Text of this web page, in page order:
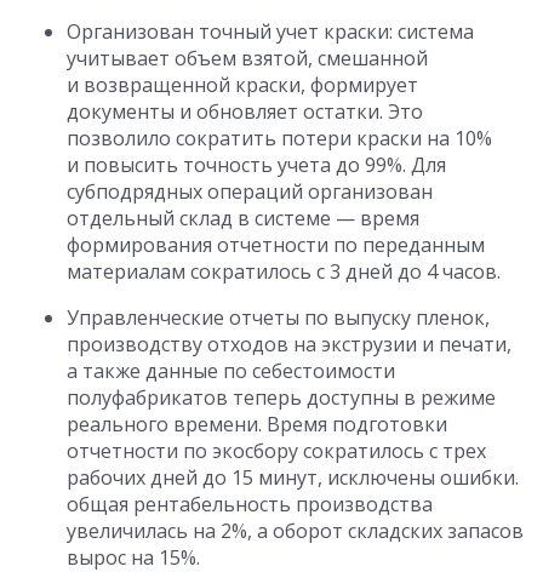
Организован точный учет краски: система
учитывает объем взятой, смешанной
и возвращенной краски, формирует
документы и обновляет остатки. Это
позволило сократить потери краски на 10%
и повысить точность учета до 99%. Для
субподрядных операций организован
отдельный склад в системе — время
формирования отчетности по переданным
материалам сократилось с 3 дней до 4 часов.
Управленческие отчеты по выпуску пленок,
производству отходов на экструзии и печати,
а также данные по себестоимости
полуфабрикатов теперь доступны в режиме
реального времени. Время подготовки
отчетности по экосбору сократилось с трех
рабочих дней до 15 минут, исключены ошибки.
общая рентабельность производства
увеличилась на 2%, а оборот складских запасов
вырос на 15%.